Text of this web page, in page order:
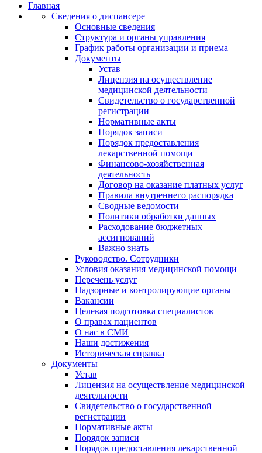
Главная
Сведения о диспансере
Основные сведения
Структура и органы управления
График работы организации и приема
Документы
Устав
Лицензия на осуществление
медицинской деятельности
Свидетельство о государственной
регистрации
Нормативные акты
Порядок записи
Порядок предоставления
лекарственной помощи
Финансово-хозяйственная
деятельность
Договор на оказание платных услуг
Правила внутреннего распорядка
Сводные ведомости
Политики обработки данных
Расходование бюджетных
ассигнований
Важно знать
Руководство. Сотрудники
Условия оказания медицинской помощи
Перечень услуг
Надзорные и контролирующие органы
Вакансии
Целевая подготовка специалистов
О правах пациентов
О нас в СМИ
Наши достижения
Историческая справка
Документы
Устав
Лицензия на осуществление медицинской
деятельности
Свидетельство о государственной
регистрации
Нормативные акты
Порядок записи
Порядок предоставления лекарственной